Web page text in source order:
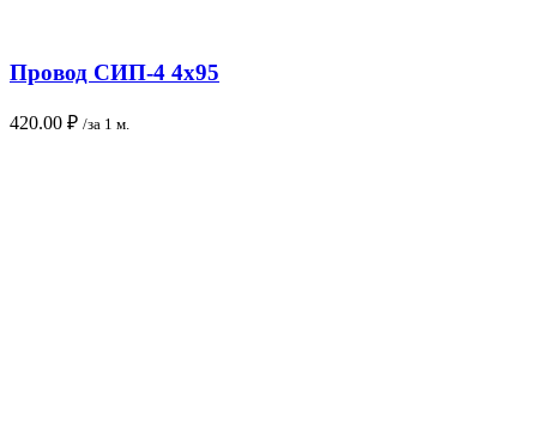
Провод СИП-4 4х95
420.00 ₽ /за 1 м.